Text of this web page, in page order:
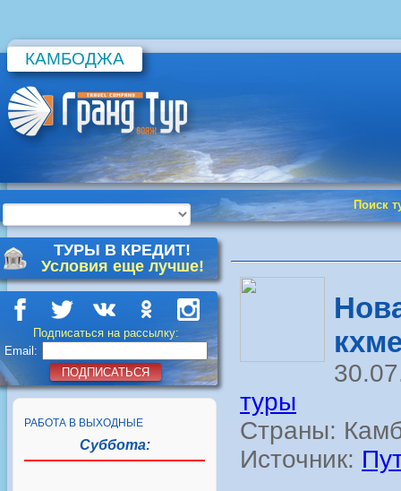
КАМБОДЖА
Поиск
ТУРЫ В КРЕДИТ!
Условия еще лучше!
Подписаться на рассылку:
Email:
ПОДПИСАТЬСЯ
РАБОТА В ВЫХОДНЫЕ
Суббота:
туры
Страны:
Источник: